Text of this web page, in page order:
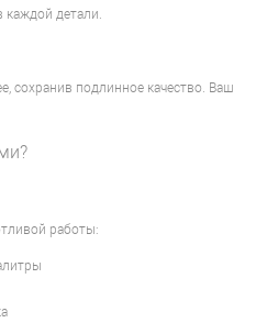
каждой детали.
сохранив подлинное качество. Ваш
работы: